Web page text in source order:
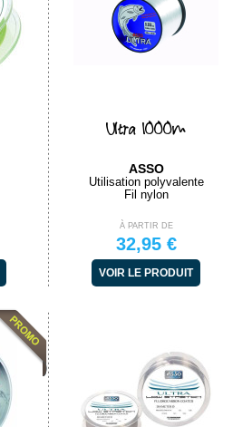
Ultra 1000m
ASSO
Utilisation polyvalente
Fil nylon
À PARTIR DE
32,95 €
VOIR LE PRODUIT